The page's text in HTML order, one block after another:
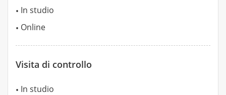
In studio
Online
Visita di controllo
In studio